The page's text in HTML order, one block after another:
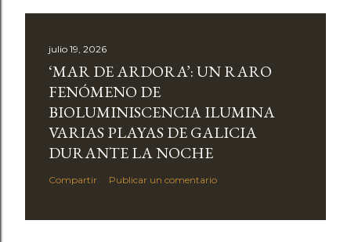
julio 19, 2026
‘MAR DE ARDORA’: UN RARO
FENÓMENO DE
BIOLUMINISCENCIA ILUMINA
VARIAS PLAYAS DE GALICIA
DURANTE LA NOCHE
Compartir Publicar un comentario